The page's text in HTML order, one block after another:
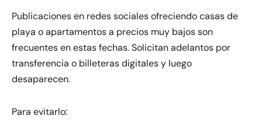
Publicaciones en redes sociales ofreciendo casas de
playa o apartamentos a precios muy bajos son
frecuentes en estas fechas. Solicitan adelantos por
transferencia o billeteras digitales y luego
desaparecen.
Para evitarlo: